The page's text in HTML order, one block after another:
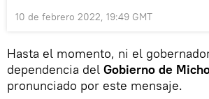
10 de febrero 2022, 19:49 GMT
Hasta el momento, ni el
dependencia del Gobierno de
pronunciado por este mensaje.